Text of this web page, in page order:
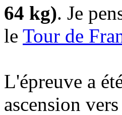
64 kg). Je
le Tour de
L'épreuve a
ascension